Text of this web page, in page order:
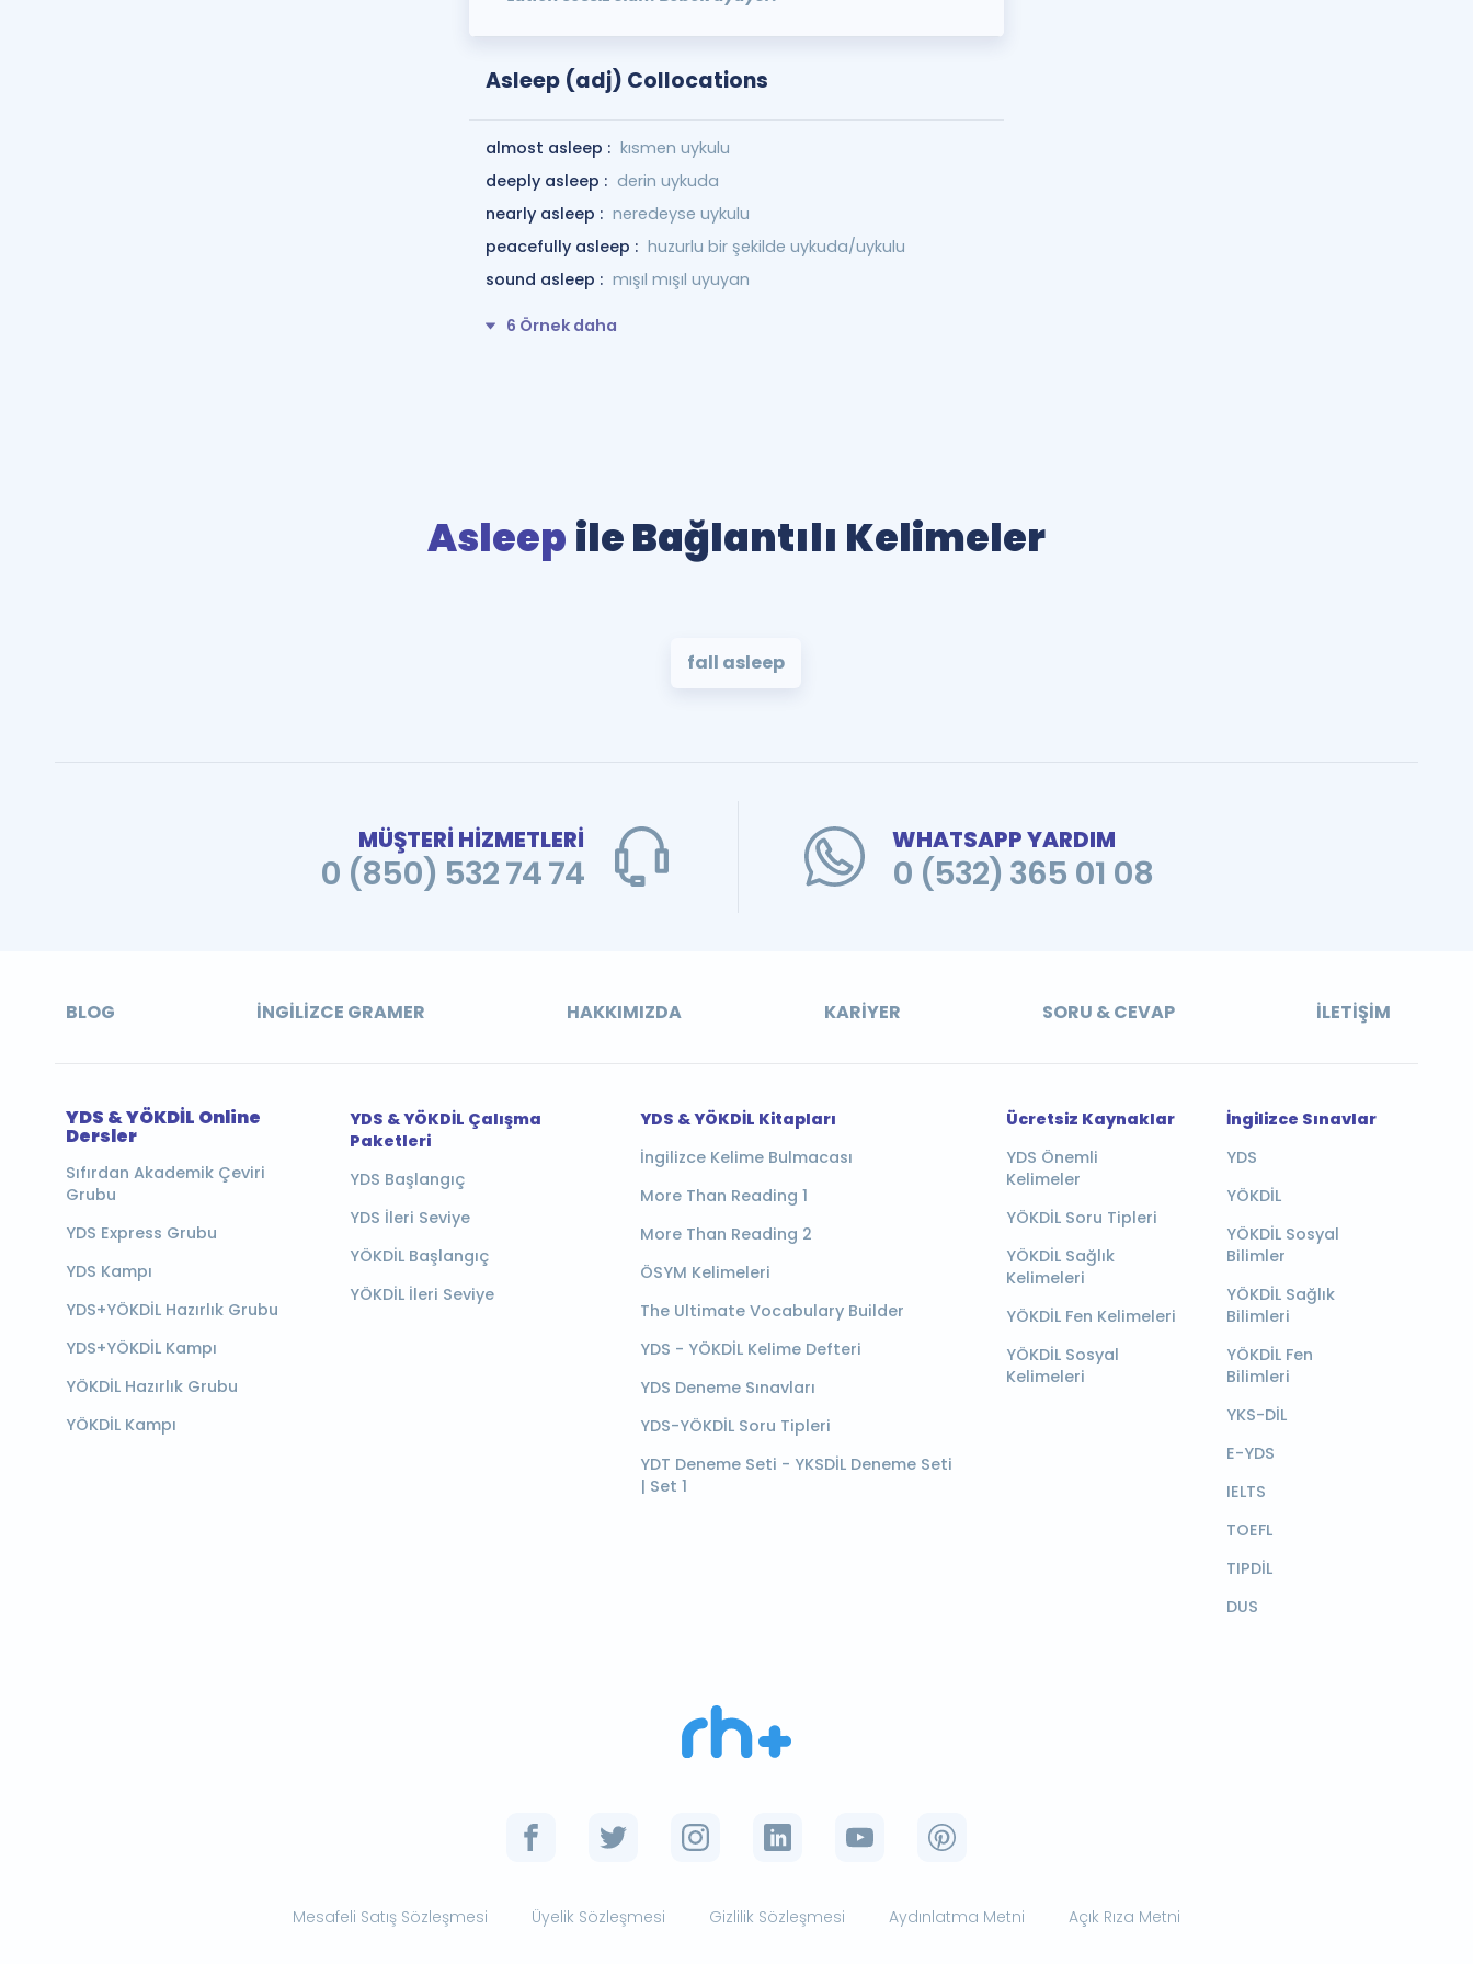
Asleep (adj) Collocations
almost asleep : kısmen uykulu
deeply asleep : derin uykuda
nearly asleep : neredeyse uykulu
peacefully asleep : huzurlu bir şekilde uykuda/uykulu
sound asleep : mışıl mışıl uyuyan
6 Örnek daha
Asleep ile Bağlantılı Kelimeler
fall asleep
MÜŞTERİ HİZMETLERİ
0 (850) 532 74 74
WHATSAPP YARDIM
0 (532) 365 01 08
BLOG İNGILIZCE GRAMER HAKKIMIZDA KARIYER SORU & CEVAP İLETIŞIM
YDS & YÖKDİL Online
Dersler
Sıfırdan Akademik Çeviri
Grubu
YDS Express Grubu
YDS Kampı
YDS+YÖKDİL Hazırlık Grubu
YDS+YÖKDİL Kampı
YÖKDİL Hazırlık Grubu
YÖKDİL Kampı
YDS & YÖKDİL Çalışma
Paketleri
YDS Başlangıç
YDS İleri Seviye
YÖKDİL Başlangıç
YÖKDİL İleri Seviye
YDS & YÖKDİL Kitapları
İngilizce Kelime Bulmacası
More Than Reading 1
More Than Reading 2
ÖSYM Kelimeleri
The Ultimate Vocabulary Builder
YDS - YÖKDİL Kelime Defteri
YDS Deneme Sınavları
YDS-YÖKDİL Soru Tipleri
YDT Deneme Seti - YKSDİL Deneme Seti
| Set 1
Ücretsiz Kaynaklar
YDS Önemli
Kelimeler
YÖKDİL Soru Tipleri
YÖKDİL Sağlık
Kelimeleri
YÖKDİL Fen Kelimeleri
YÖKDİL Sosyal
Kelimeleri
İngilizce Sınavlar
YDS
YÖKDİL
YÖKDİL Sosyal
Bilimler
YÖKDİL Sağlık
Bilimleri
YÖKDİL Fen
Bilimleri
YKS-DİL
E-YDS
IELTS
TOEFL
TIPDİL
DUS
Mesafeli Satış Sözleşmesi Üyelik Sözleşmesi Gizlilik Sözleşmesi Aydınlatma Metni Açık Rıza Metni